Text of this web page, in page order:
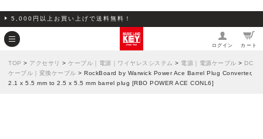
5,000円以上お買い上げで送料無料！
ログイン カート
TOP > アクセサリ > ケーブル｜電源｜ワイヤレスシステム > 電源｜電源ケーブル > DC
ケーブル｜変換ケーブル > RockBoard by Warwick Power Ace Barrel Plug Converter,
2.1 x 5.5 mm to 2.5 x 5.5 mm barrel plug [RBO POWER ACE CONL6]